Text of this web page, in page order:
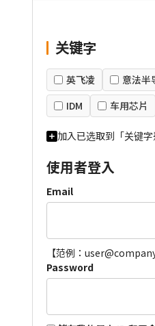
关键字
英飞凌 意法半
IDM
车用芯片
加入已选取到「关键字
使用者登入
Email
【范例：
Password